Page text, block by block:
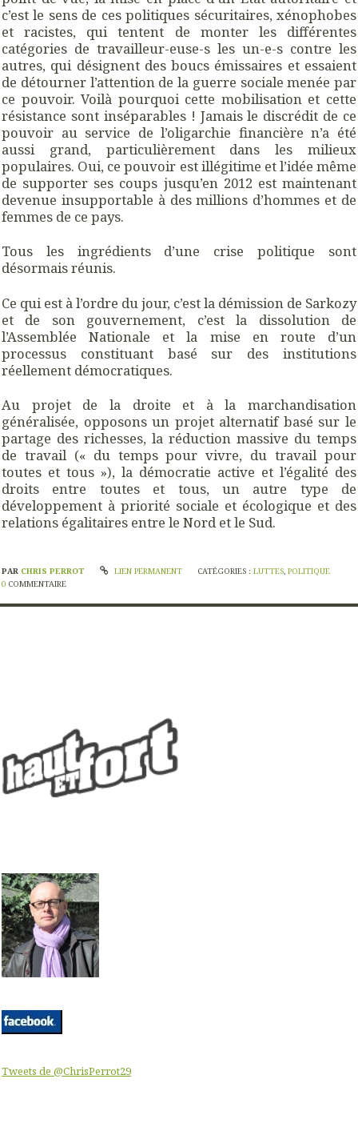
c’est le sens de ces politiques sécuritaires, xénophobes
et racistes, qui tentent de monter les différentes
catégories de travailleur-euse-s les un-e-s contre les
autres, qui désignent des boucs émissaires et essaient
de détourner l’attention de la guerre sociale menée par
ce pouvoir. Voilà pourquoi cette mobilisation et cette
résistance sont inséparables ! Jamais le discrédit de ce
pouvoir au service de l’oligarchie financière n’a été
aussi grand, particulièrement dans les milieux
populaires. Oui, ce pouvoir est illégitime et l’idée même
de supporter ses coups jusqu’en 2012 est maintenant
devenue insupportable à des millions d’hommes et de
femmes de ce pays.
Tous les ingrédients d’une crise politique sont
désormais réunis.
Ce qui est à l’ordre du jour, c’est la démission de Sarkozy
et de son gouvernement, c’est la dissolution de
l’Assemblée Nationale et la mise en route d’un
processus constituant basé sur des institutions
réellement démocratiques.
Au projet de la droite et à la marchandisation
généralisée, opposons un projet alternatif basé sur le
partage des richesses, la réduction massive du temps
de travail (« du temps pour vivre, du travail pour
toutes et tous »), la démocratie active et l’égalité des
droits entre toutes et tous, un autre type de
développement à priorité sociale et écologique et des
relations égalitaires entre le Nord et le Sud.
PAR CHRIS PERROT LIEN PERMANENT CATÉGORIES :LUTTES,POLITIQUE
0 COMMENTAIRE
Tweets de @ChrisPerrot29